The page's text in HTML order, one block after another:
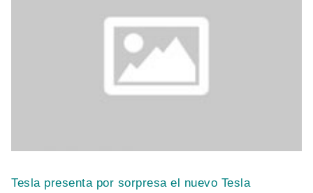
Tesla presenta por sorpresa el nuevo Tesla